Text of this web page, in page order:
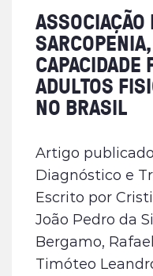
CAPACIDADE
ADULTOS
NO BRASIL
Artigo
Diagnóstico e
Escrito por
João Pedro da
Bergamo,
Timóteo